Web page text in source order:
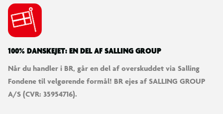
100% DANSKEJET: EN DEL AF SALLING GROUP
Når du handler i BR, går en del af overskuddet via Salling
Fondene til velgørende formål! BR ejes af SALLING GROUP
A/S (CVR: 35954716).